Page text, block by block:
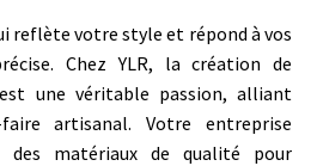
reflète votre style et répond à vos
Chez YLR, la création de
une véritable passion, alliant
artisanal. Votre entreprise
des matériaux de qualité pour